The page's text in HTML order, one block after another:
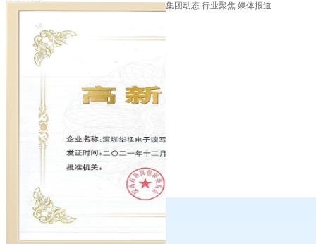
集团动态 行业聚焦 媒体报道